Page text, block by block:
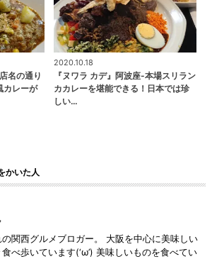
名の通り
カレーが
2020.10.18
『ヌワラ カデ』阿波座-本場スリラン
カカレーを堪能できる！日本では珍
しい…
かいた人
関西グルメブロガー。 大阪を中心に美味しい
べ歩いています(‘ω’) 美味しいものを食べてい